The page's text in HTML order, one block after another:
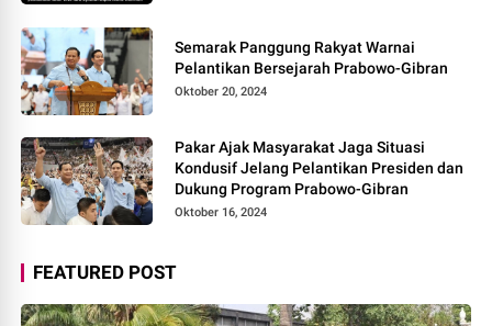
Semarak Panggung Rakyat Warnai
Pelantikan Bersejarah Prabowo-Gibran
Oktober 20, 2024
Pakar Ajak Masyarakat Jaga Situasi
Kondusif Jelang Pelantikan Presiden dan
Dukung Program Prabowo-Gibran
Oktober 16, 2024
FEATURED POST